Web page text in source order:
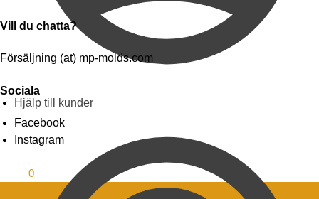
Hjälp till kunder
Vill du chatta?
Försäljning (at) mp-molds.com
Sociala
Facebook
Instagram
0